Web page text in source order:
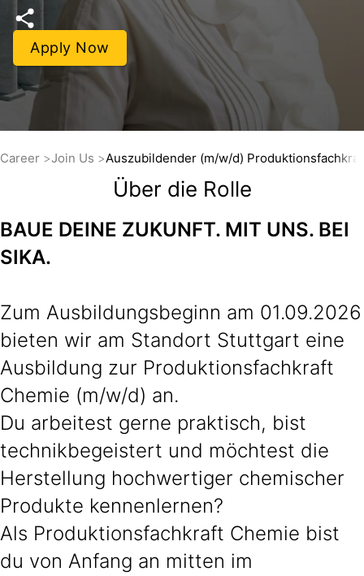
Apply Now
Career Join Us Auszubildender (m/w/d)
Über die Rolle
BAUE DEINE ZUKUNFT. MIT UNS. BEI
SIKA.
Zum Ausbildungsbeginn am 01.09.2026
bieten wir am Standort Stuttgart eine
Ausbildung zur Produktionsfachkraft
Chemie (m/w/d) an.
Du arbeitest gerne praktisch, bist
technikbegeistert und möchtest die
Herstellung hochwertiger chemischer
Produkte kennenlernen?
Als Produktionsfachkraft Chemie bist
du von Anfang an mitten im